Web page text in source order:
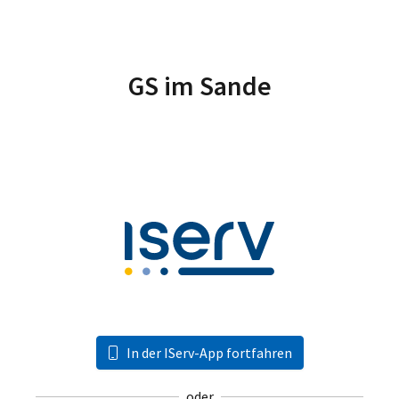
GS im Sande
In der IServ-App fortfahren